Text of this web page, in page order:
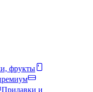
фрукты
Прилавки и